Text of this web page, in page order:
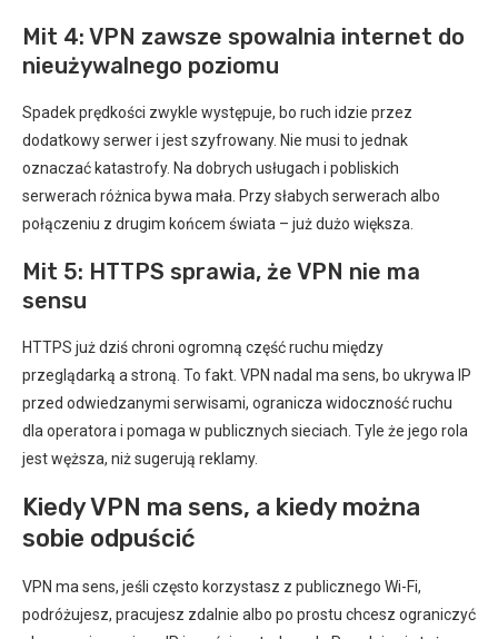
Mit 4: VPN zawsze spowalnia internet do
nieużywalnego poziomu
Spadek prędkości zwykle występuje, bo ruch idzie przez
dodatkowy serwer i jest szyfrowany. Nie musi to jednak
oznaczać katastrofy. Na dobrych usługach i pobliskich
serwerach różnica bywa mała. Przy słabych serwerach albo
połączeniu z drugim końcem świata – już dużo większa.
Mit 5: HTTPS sprawia, że VPN nie ma
sensu
HTTPS już dziś chroni ogromną część ruchu między
przeglądarką a stroną. To fakt. VPN nadal ma sens, bo ukrywa IP
przed odwiedzanymi serwisami, ogranicza widoczność ruchu
dla operatora i pomaga w publicznych sieciach. Tyle że jego rola
jest węższa, niż sugerują reklamy.
Kiedy VPN ma sens, a kiedy można
sobie odpuścić
VPN ma sens, jeśli często korzystasz z publicznego Wi-Fi,
podróżujesz, pracujesz zdalnie albo po prostu chcesz ograniczyć